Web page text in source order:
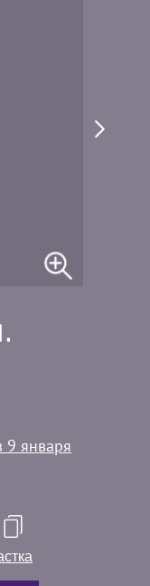
января